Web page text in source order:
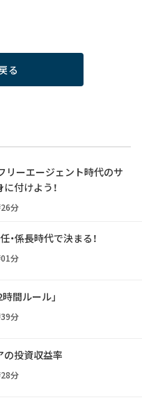
る
リーエージェント時代のサ
付けよう！
分
・係長時代で決まる！
分
時間ルール」
分
の投資収益率
分